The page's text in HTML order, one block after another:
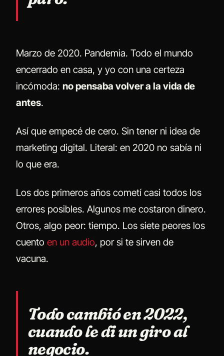
Marzo de 2020. Pandemia. Todo el mundo
encerrado en casa, y yo con una certeza
incómoda: no pensaba volver a la vida de
antes.
Así que empecé de cero. Sin tener ni idea de
marketing digital. Literal: en 2020 no sabía ni
lo que era.
Los dos primeros años cometí casi todos los
errores posibles. Algunos me costaron dinero.
Otros, algo peor: tiempo. Los siete peores los
cuento en un audio, por si te sirven de
vacuna.
Todo cambió en 2022,
cuando le di un giro al
negocio.